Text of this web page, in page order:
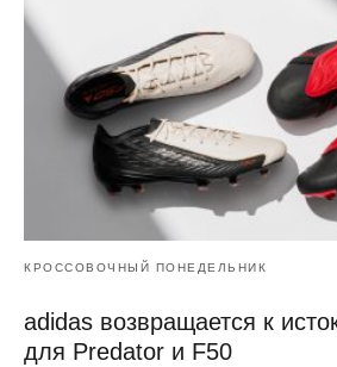
КРОССОВОЧНЫЙ ПОНЕДЕЛЬНИК
adidas возвращается к
для Predator и F50